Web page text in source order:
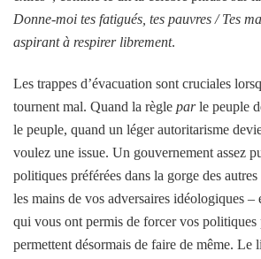
Donne-moi tes fatigués, tes pauvres / Tes
aspirant à respirer librement.
Les trappes d’évacuation sont cruciales
tournent mal. Quand la règle parle peuple
le peuple, quand un léger autoritarisme
voulez une issue. Un gouvernement assez
politiques préférées dans la gorge des
les mains de vos adversaires idéologiques –
qui vous ont permis de forcer vos politiques
permettent désormais de faire de même. Le